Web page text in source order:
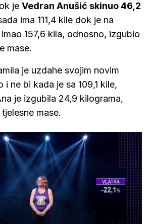
je Vedran Anušić skinuo 46,2
ima 111,4 kile dok je na
157,6 kila, odnosno, izgubio
mase.
je uzdahe svojim novim
i ne bi kada je sa 109,1 kile,
je izgubila 24,9 kilograma,
mase.